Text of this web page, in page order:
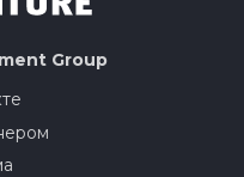
Group